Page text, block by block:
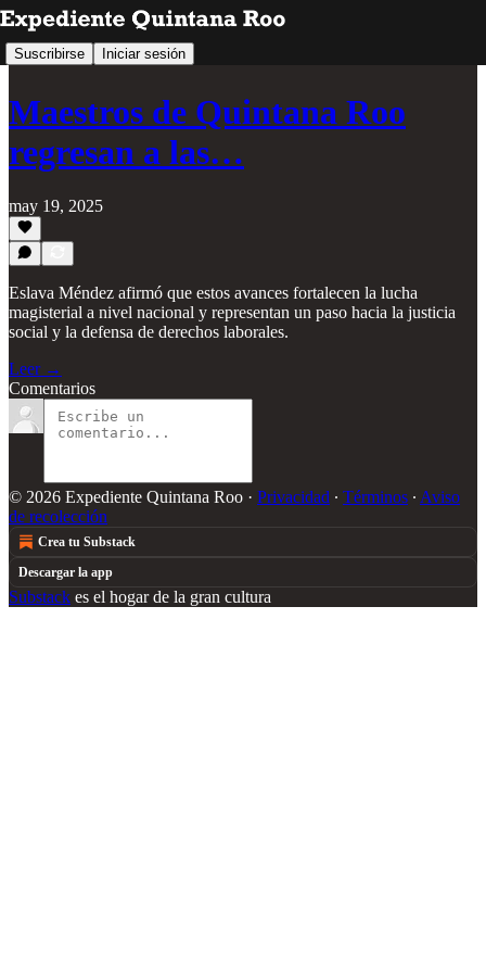
Suscribirse Iniciar sesión
Maestros de Quintana Roo
regresan a las…
may 19, 2025
Eslava Méndez afirmó que estos avances fortalecen la lucha
magisterial a nivel nacional y representan un paso hacia la justicia
social y la defensa de derechos laborales.
Leer →
Comentarios
© 2026 Expediente Quintana Roo · Privacidad ∙ Términos ∙ Aviso
de recolección
Crea tu Substack
Descargar la app
Substack es el hogar de la gran cultura